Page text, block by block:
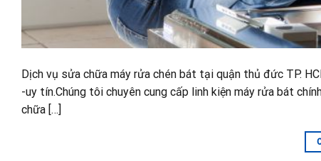
Dịch vụ sửa chữa máy rửa chén bát tại quận thủ đức TP.
-uy tín.Chúng tôi chuyên cung cấp linh kiện máy rửa bát
chữa […]